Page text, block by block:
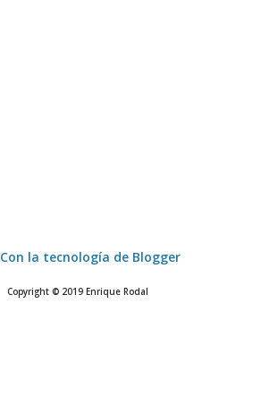
Con la tecnología de Blogger
Copyright © 2019 Enrique Rodal